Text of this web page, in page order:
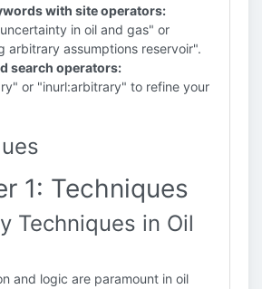
with site operators:
in oil and gas" or
arbitrary assumptions reservoir".
search operators:
or "inurl:arbitrary" to refine your
1: Techniques
Techniques in Oil
and logic are paramount in oil